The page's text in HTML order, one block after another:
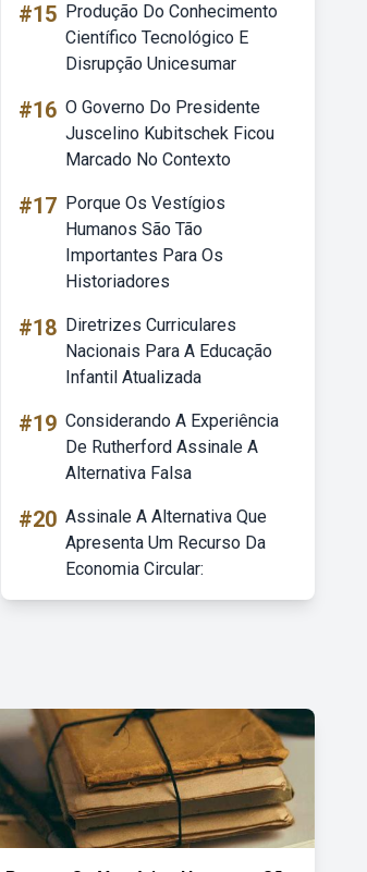
#15 Produção Do Conhecimento
Científico Tecnológico E
Disrupção Unicesumar
#16 O Governo Do Presidente
Juscelino Kubitschek Ficou
Marcado No Contexto
#17 Porque Os Vestígios
Humanos São Tão
Importantes Para Os
Historiadores
#18 Diretrizes Curriculares
Nacionais Para A Educação
Infantil Atualizada
#19 Considerando A Experiência
De Rutherford Assinale A
Alternativa Falsa
#20 Assinale A Alternativa Que
Apresenta Um Recurso Da
Economia Circular: